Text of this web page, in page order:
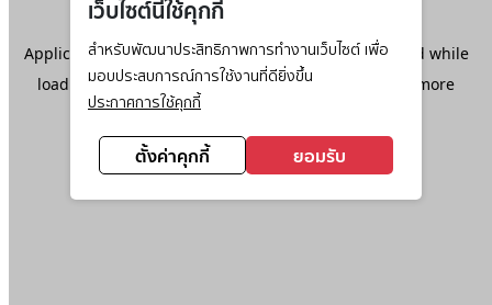
เว็บไซต์นี้ใช้คุกกี้
สำหรับพัฒนาประสิทธิภาพการทำงานเว็บไซต์ เพื่อ
มอบประสบการณ์การใช้งานที่ดียิ่งขึ้น
ประกาศการใช้คุกกี้
ตั้งค่าคุกกี้ ยอมรับ
Application error: aclient-side exception has occurred while
loadingwww.ktc.co.th(see the browser console
for more
information).